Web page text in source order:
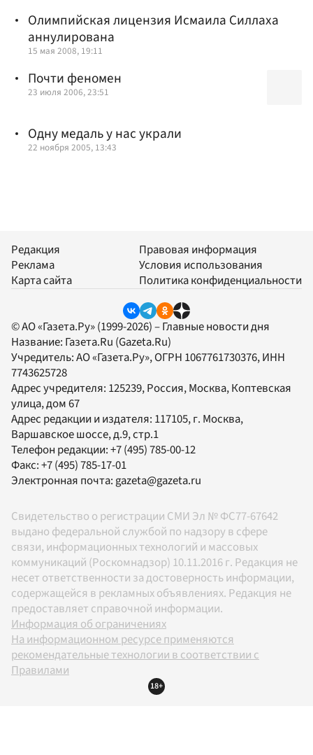
Олимпийская лицензия Исмаила Силлаха
аннулирована
15 мая 2008, 19:11
Почти феномен
23 июля 2006, 23:51
Одну медаль у нас украли
22 ноября 2005, 13:43
Редакция
Реклама
Карта сайта
Правовая информация
Условия использования
Политика конфиденциальности
© АО «Газета.Ру» (1999-2026) – Главные новости дня
Название: Газета.Ru (Gazeta.Ru)
Учредитель:АО «Газета.Ру», ОГРН 1067761730376, ИНН
7743625728
Адрес учредителя: 125239, Россия, Москва, Коптевская
улица, дом 67
Адрес редакции и издателя: 117105, г. Москва,
Варшавское шоссе, д.9, стр.1
Телефон редакции:+7 (495) 785-00-12
Факс:+7 (495) 785-17-01
Электронная почта:gazeta@gazeta.ru
Свидетельство о регистрации СМИ Эл № ФС77-67642
выдано федеральной службой по надзору в сфере
связи, информационных технологий и массовых
коммуникаций (Роскомнадзор) 10.11.2016 г. Редакция не
несет ответственности за достоверность информации,
содержащейся в рекламных объявлениях. Редакция не
предоставляет справочной информации.
Информация об ограничениях
На информационном ресурсе применяются
рекомендательные технологии в соответствии с
Правилами
18+